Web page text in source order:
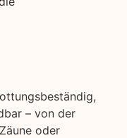
– von der
oder